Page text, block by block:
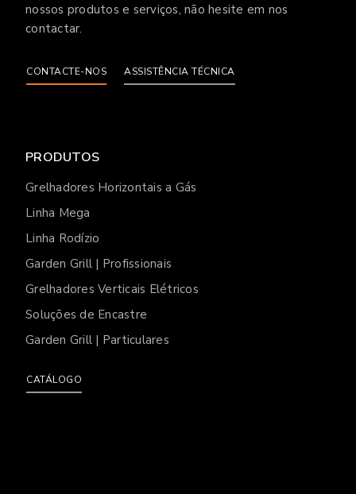
nossos produtos e serviços, não hesite em nos
contactar.
CONTACTE-NOS ASSISTÊNCIA TÉCNICA
PRODUTOS
Grelhadores Horizontais a Gás
Linha Mega
Linha Rodízio
Garden Grill | Profissionais
Grelhadores Verticais Elétricos
Soluções de Encastre
Garden Grill | Particulares
CATÁLOGO